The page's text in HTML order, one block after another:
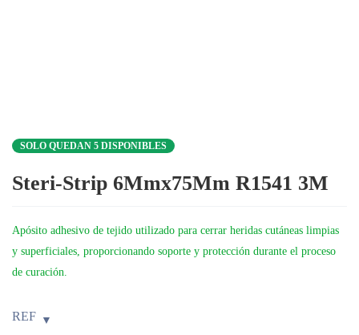
SOLO QUEDAN 5 DISPONIBLES
Steri-Strip 6Mmx75Mm R1541 3M
Apósito adhesivo de tejido utilizado para cerrar heridas cutáneas limpias
y superficiales, proporcionando soporte y protección durante el proceso
de curación.
REF